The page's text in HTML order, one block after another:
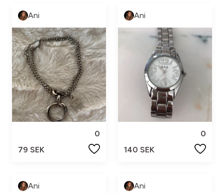
Ani
0
79 SEK
Ani
0
140 SEK
Ani Ani